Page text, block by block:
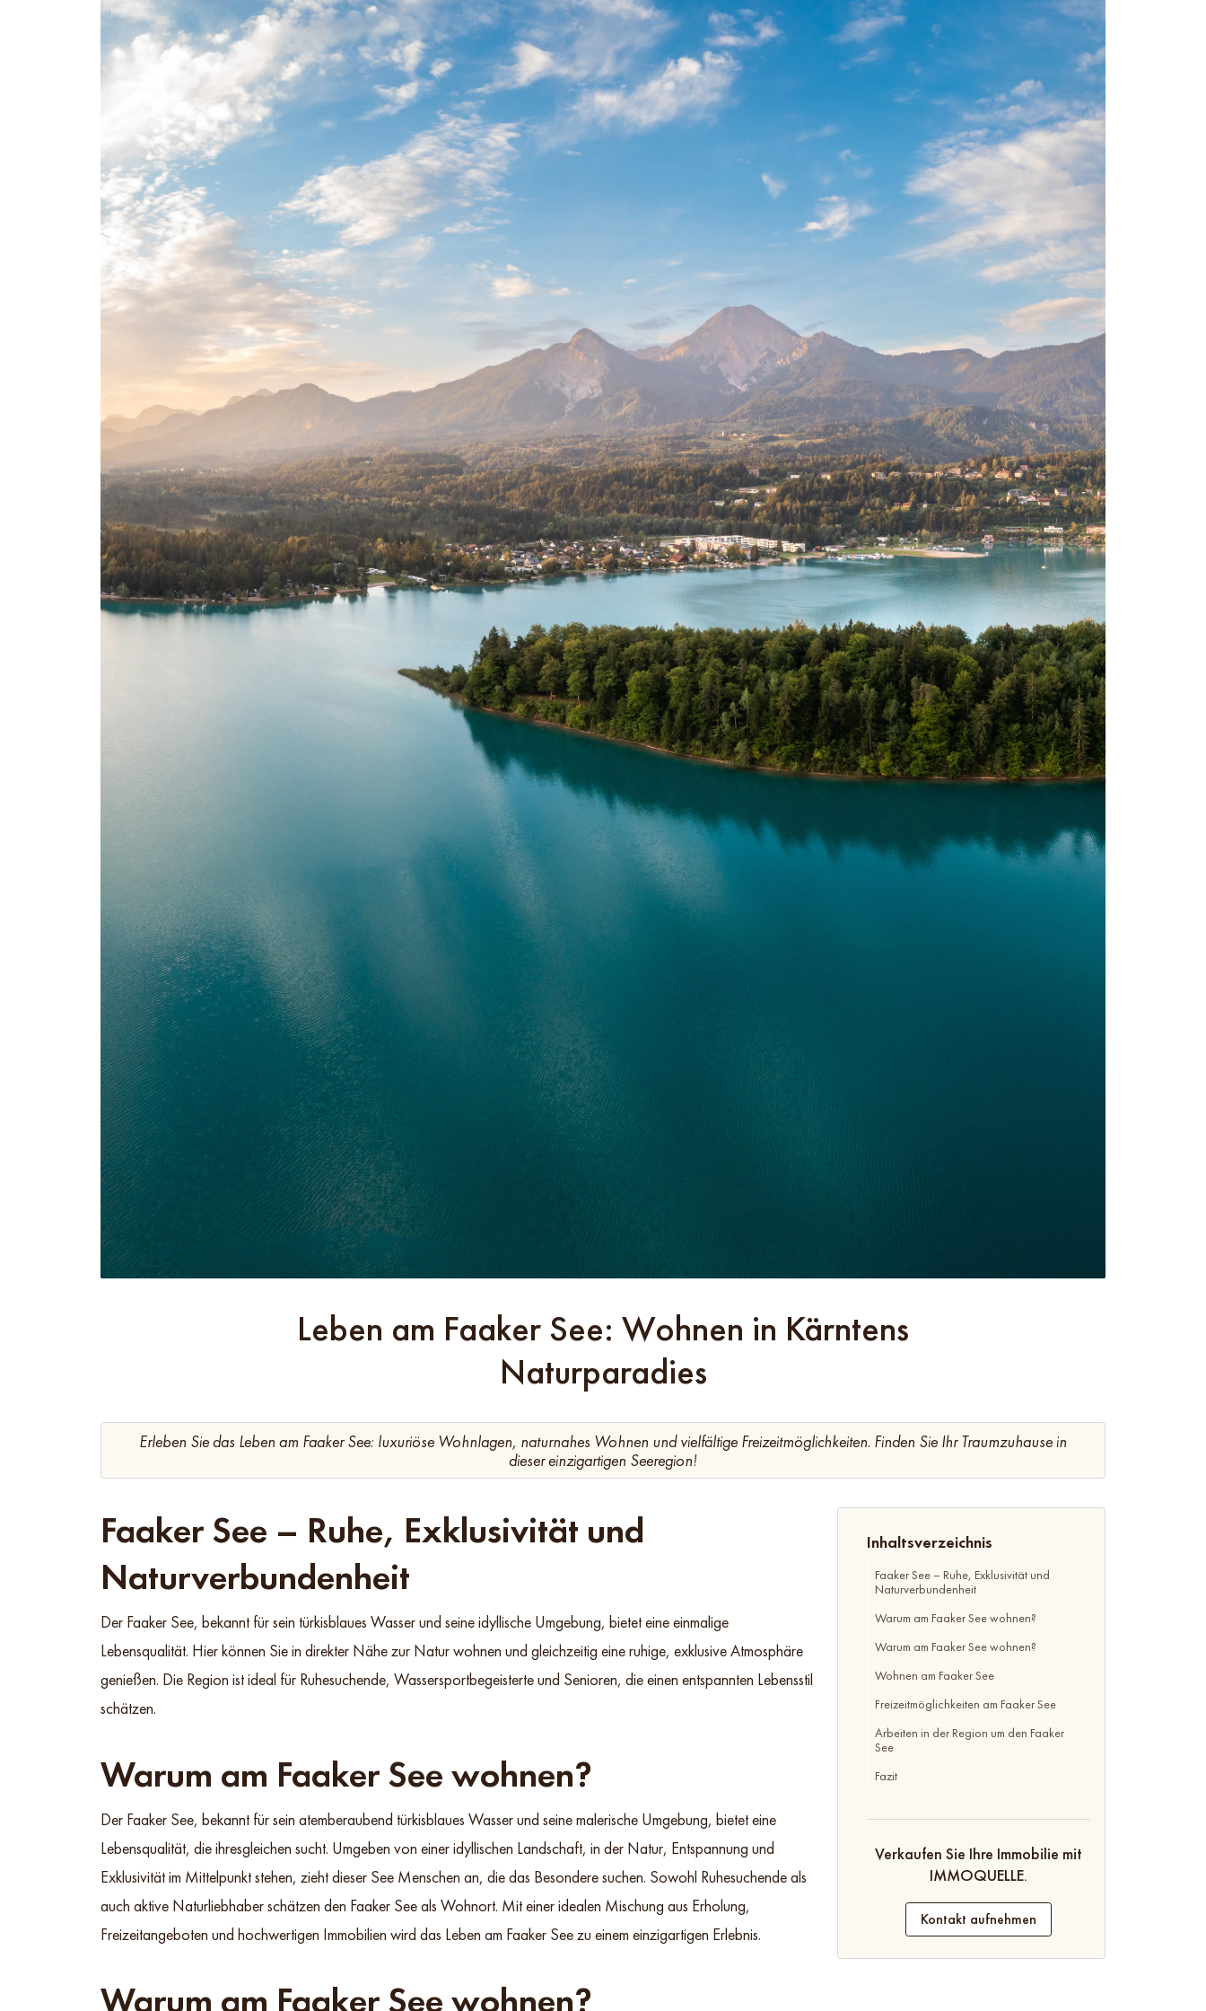
Leben am Faaker See: Wohnen in Kärntens
Naturparadies
Erleben Sie das Leben am Faaker See: luxuriöse Wohnlagen, naturnahes Wohnen und vielfältige Freizeitmöglichkeiten. Finden Sie Ihr Traumzuhause in
dieser einzigartigen Seeregion!
Faaker See – Ruhe, Exklusivität und
Naturverbundenheit
Der Faaker See, bekannt für sein türkisblaues Wasser und seine idyllische Umgebung, bietet eine einmalige
Lebensqualität. Hier können Sie in direkter Nähe zur Natur wohnen und gleichzeitig eine ruhige, exklusive Atmosphäre
genießen. Die Region ist ideal für Ruhesuchende, Wassersportbegeisterte und Senioren, die einen entspannten Lebensstil
schätzen.
Warum am Faaker See wohnen?
Der Faaker See, bekannt für sein atemberaubend türkisblaues Wasser und seine malerische Umgebung, bietet eine
Lebensqualität, die ihresgleichen sucht. Umgeben von einer idyllischen Landschaft, in der Natur, Entspannung und
Exklusivität im Mittelpunkt stehen, zieht dieser See Menschen an, die das Besondere suchen. Sowohl Ruhesuchende als
auch aktive Naturliebhaber schätzen den Faaker See als Wohnort. Mit einer idealen Mischung aus Erholung,
Freizeitangeboten und hochwertigen Immobilien wird das Leben am Faaker See zu einem einzigartigen Erlebnis.
Warum am Faaker See wohnen?
Inhaltsverzeichnis
Faaker See – Ruhe, Exklusivität und
Naturverbundenheit
Warum am Faaker See wohnen?
Warum am Faaker See wohnen?
Wohnen am Faaker See
Freizeitmöglichkeiten am Faaker See
Arbeiten in der Region um den Faaker
See
Fazit
Verkaufen Sie Ihre Immobilie mit
IMMOQUELLE.
Kontakt aufnehmen